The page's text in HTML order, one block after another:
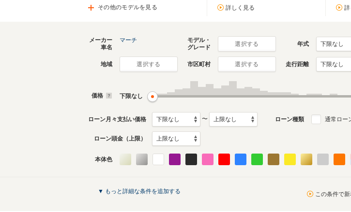
その他のモデルを見る 詳しく見る 詳
生産モデル
2002年3月～2010年6月
生産モデル
マーチのカタログを見る
メーカー
車名
マーチ
モデル・
グレード
選択する 年式
地域 選択する 市区町村 選択する 走行距離
価格 下限なし
ローン月々支払い価格 〜 ローン種類 通常ロー
ローン頭金（上限）
本体色
▼ もっと詳細な条件を追加する この条件で